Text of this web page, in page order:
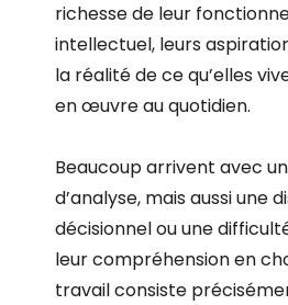
richesse de leur
intellectuel, leurs
la réalité de ce qu’elles
en œuvre au quotidien.
Beaucoup arrivent avec
d’analyse, mais aussi une
décisionnel ou une
leur compréhension en
travail consiste